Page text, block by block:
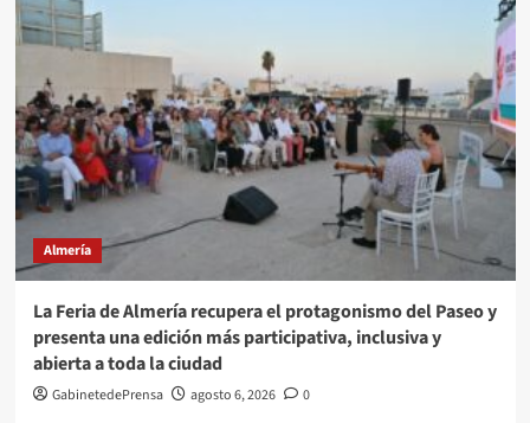
Almería
La Feria de Almería recupera el protagonismo del Paseo y
presenta una edición más participativa, inclusiva y
abierta a toda la ciudad
GabinetedePrensa agosto 6, 2026 0